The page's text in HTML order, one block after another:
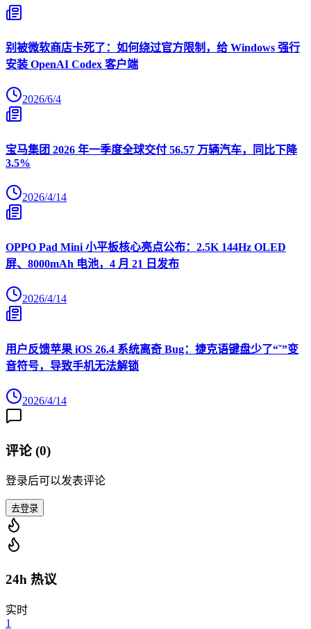
别被微软商店卡死了：如何绕过官方限制，给 Windows 强行
安装 OpenAI Codex 客户端
2026/6/4
宝马集团 2026 年一季度全球交付 56.57 万辆汽车，同比下降
3.5%
2026/4/14
OPPO Pad Mini 小平板核心亮点公布：2.5K 144Hz OLED
屏、8000mAh 电池，4 月 21 日发布
2026/4/14
用户反馈苹果 iOS 26.4 系统离奇 Bug：捷克语键盘少了“ˇ”变
音符号，导致手机无法解锁
2026/4/14
评论 (0)
登录后可以发表评论
去登录
24h 热议
实时
1